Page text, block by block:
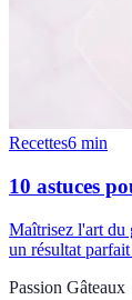
Recettes6 min
10 astuces
Maîtrisez l'art du
un résultat
Passion Gâteaux